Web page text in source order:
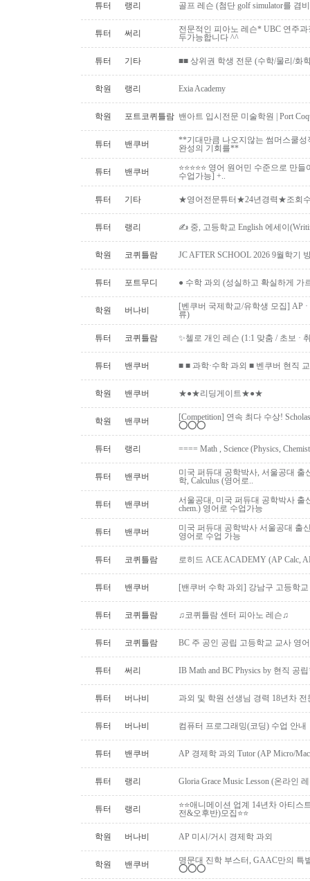
튜터 랭리 골프 레슨 (첨단 golf simulator를 겸
튜터 써리
전문적인 피아노 레슨* UBC 연주
두가능합니다 ^^
튜터 기타 ■■ 상위권 학생 전문 (수학/물리/화
학원 랭리 Exia Academy
학원 포트코퀴틀람 밴아트 입시전문 미술학원 | Port
튜터 밴쿠버
**기대만큼 나오지않는 썸머스쿨
완성의 기회를**
튜터 밴쿠버
⭐⭐⭐⭐⭐ 영어 원어민 수준으로
수업가능] +..
튜터 기타 ★영어전문튜터★24년경력★조회
튜터 랭리 ✍ 중, 고등학교 English 에세이
학원 코퀴틀람 JC AFTER SCHOOL 2026 9월학기
튜터 포트무디 ● 수학 과외 (성실하고 확실하게 가
학원 버나비
[벤쿠버 국제학교/유학생 모집] AP ·
류)
튜터 코퀴틀람 ✨첼로 개인 레슨 (1:1 맞춤 / 초보 ·
튜터 밴쿠버 ■ ■ 과학·수학 과외 ■ 벤쿠버 현직
학원 밴쿠버 ★●★리딩게이트★●★
학원 밴쿠버
[Competition] 연속 최다 수상!
⭕️⭕️⭕️
튜터 랭리 ==== Math , Science (Physics,
튜터 밴쿠버
미국 퍼듀대 공학박사, 서울공대 출
학, Calculus (영어로..
튜터 밴쿠버
서울공대, 미국 퍼듀대 공학박사 출
chem.) 영어로 수업가능
튜터 밴쿠버
미국 퍼듀대 공학박사 서울공대 출
영어로 수업 가능
튜터 코퀴틀람 로히드 ACE ACADEMY (AP Calc,
튜터 밴쿠버 [밴쿠버 수학 과외] 강남구 고등학
튜터 코퀴틀람 ♫코퀴틀람 센터 피아노 레슨♫
튜터 코퀴틀람 BC 주 공인 공립 고등학교 교사 영
튜터 써리 IB Math and BC Physics by 현직 공
튜터 버나비 과외 및 학원 선생님 경력 18년차
튜터 버나비 컴퓨터 프로그래밍(코딩) 수업 안내
튜터 밴쿠버 AP 경제학 과외 Tutor (AP Micro/
튜터 랭리 Gloria Grace Music Lesson (온라인
튜터 랭리
⭐⭐애니메이션 업계 14년차 아티
전&오후반)모집⭐⭐
학원 버나비 AP 미시/거시 경제학 과외
학원 밴쿠버
명문대 진학 부스터, GAAC만의 특
⭕️⭕️⭕️